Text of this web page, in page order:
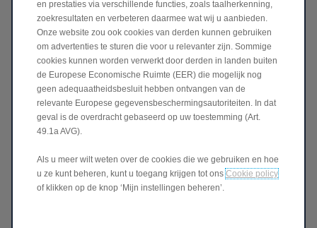
en prestaties via verschillende functies, zoals taalherkenning,
zoekresultaten en verbeteren daarmee wat wij u aanbieden.
Onze website zou ook cookies van derden kunnen gebruiken
om advertenties te sturen die voor u relevanter zijn. Sommige
cookies kunnen worden verwerkt door derden in landen buiten
de Europese Economische Ruimte (EER) die mogelijk nog
geen adequaatheidsbesluit hebben ontvangen van de
relevante Europese gegevensbeschermingsautoriteiten. In dat
geval is de overdracht gebaseerd op uw toestemming (Art.
49.1a AVG).
Als u meer wilt weten over de cookies die we gebruiken en hoe
u ze kunt beheren, kunt u toegang krijgen tot onsCookie policy
of klikken op de knop ‘Mijn instellingen beheren’.